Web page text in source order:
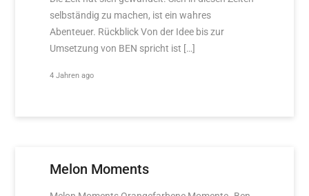
selbständig zu machen, ist ein wahres
Abenteuer. Rückblick Von der Idee bis zur
Umsetzung von BEN spricht ist […]
4 Jahren ago
Melon Moments